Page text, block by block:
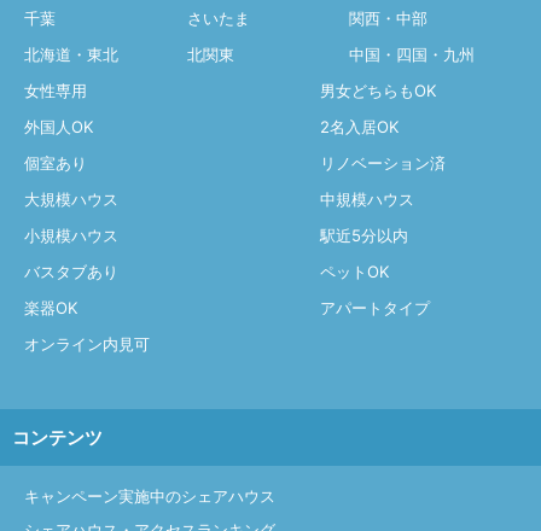
千葉
さいたま
関西・中部
北海道・東北
北関東
中国・四国・九州
女性専用
男女どちらもOK
外国人OK
2名入居OK
個室あり
リノベーション済
大規模ハウス
中規模ハウス
小規模ハウス
駅近5分以内
バスタブあり
ペットOK
楽器OK
アパートタイプ
オンライン内見可
コンテンツ
キャンペーン実施中のシェアハウス